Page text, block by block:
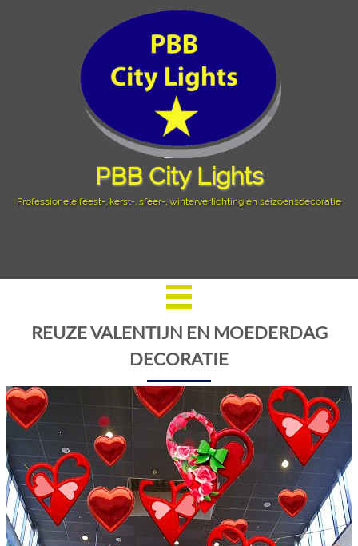
REUZE VALENTIJN EN MOEDERDAG
DECORATIE
PBB City Lights
Professionele feest-, kerst-, sfeer-, winterverlichting en seizoensdecoratie